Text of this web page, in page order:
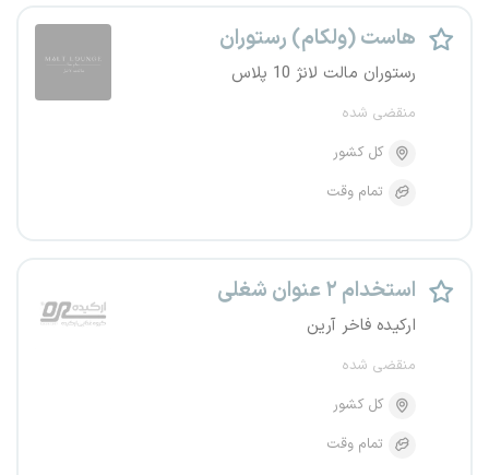
هاست (ولکام) رستوران
رستوران مالت لانژ 10 پلاس
منقضی شده
کل کشور
تمام وقت
استخدام ۲ عنوان شغلی
ارکیده فاخر آرین
منقضی شده
کل کشور
تمام وقت